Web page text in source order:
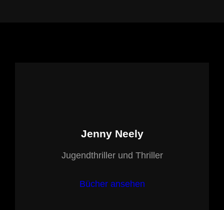
Jenny Neely
Jugendthriller und Thriller
Bücher ansehen